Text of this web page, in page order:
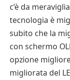
c’è da
tecnologia è
subito che la
con schermo
opzione
migliorata del